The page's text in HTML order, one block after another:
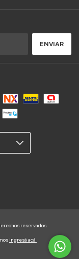
reservados.
ingresá acá.